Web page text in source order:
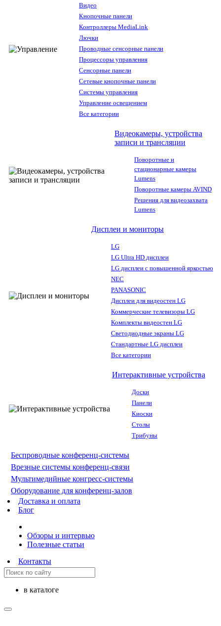
Видео
Кнопочные панели
Контроллеры MediaLink
Лючки
Проводные сенсорные панели
Процессоры управления
Сенсорные панели
Сетевые кнопочные панели
Системы управления
Управление освещением
Все категории
Видеокамеры, устройства
записи и трансляции
Поворотные и
стационарные камеры
Lumens
Поворотные камеры AVIND
Решения для видеозахвата
Lumens
Дисплеи и мониторы
LG
LG Ultra HD дисплеи
LG дисплеи с повышенной яркостью
NEC
PANASONIC
Дисплеи для видеостен LG
Коммерческие телевизоры LG
Комплекты видеостен LG
Светодиодные экраны LG
Стандартные LG дисплеи
Все категории
Интерактивные устройства
Доски
Панели
Киоски
Столы
Трибуны
Беспроводные конференц-системы
Врезные системы конференц-связи
Мультимедийные конгресс-системы
Оборудование для конференц-залов
Доставка и оплата
Блог
Обзоры и интервью
Полезные статьи
Контакты
в каталоге